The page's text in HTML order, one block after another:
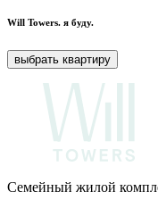
Will Towers. я буду.
выбрать квартиру
Семейный жилой